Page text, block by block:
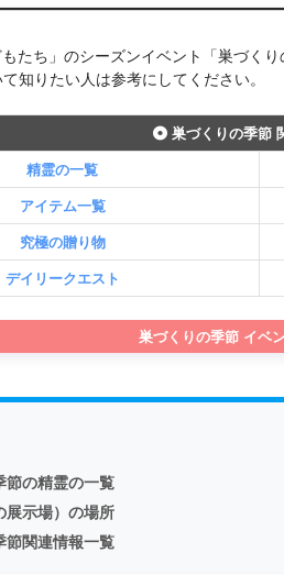
もたち」のシーズンイベント「巣づく
知りたい人は参考にしてください。
巣づくりの季節
精霊の一覧
アイテム一覧
究極の贈り物
デイリークエスト
巣づくりの季節 イベ
節の精霊の一覧
展示場）の場所
節関連情報一覧